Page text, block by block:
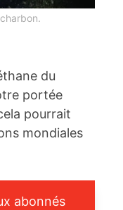
du
portée
pourrait
mondiales
abonnés